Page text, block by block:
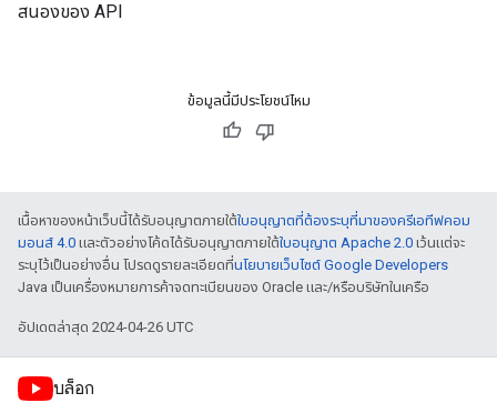
สนองของ API
ข้อมูลนี้มีประโยชน์ไหม
เนื้อหาของหน้าเว็บนี้ได้รับอนุญาตภายใต้ใบอนุญาตที่ต้องระบุที่มาของครีเอทีฟคอม
มอนส์ 4.0 และตัวอย่างโค้ดได้รับอนุญาตภายใต้ใบอนุญาต Apache 2.0 เว้นแต่จะ
ระบุไว้เป็นอย่างอื่น โปรดดูรายละเอียดที่นโยบายเว็บไซต์ Google Developers
Java เป็นเครื่องหมายการค้าจดทะเบียนของ Oracle และ/หรือบริษัทในเครือ
อัปเดตล่าสุด 2024-04-26 UTC
บล็อก